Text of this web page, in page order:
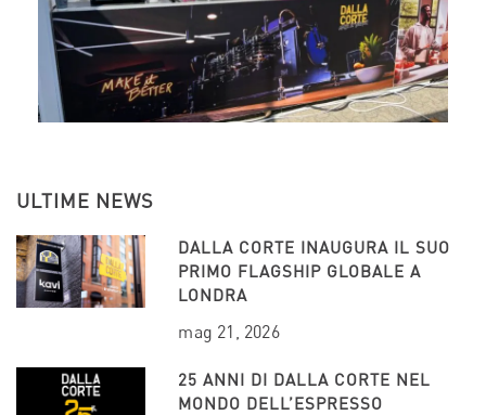
ULTIME NEWS
DALLA CORTE INAUGURA IL SUO
PRIMO FLAGSHIP GLOBALE A
LONDRA
mag 21, 2026
25 ANNI DI DALLA CORTE NEL
MONDO DELL’ESPRESSO